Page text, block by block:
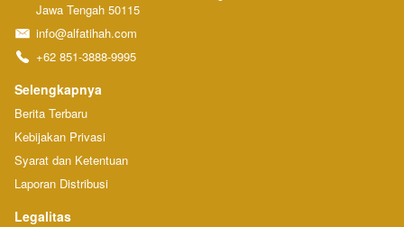
Jawa Tengah 50115
info@alfatihah.com
+62 851-3888-9995
Selengkapnya
Berita Terbaru
Kebijakan Privasi
Syarat dan Ketentuan
Laporan Distribusi
Legalitas